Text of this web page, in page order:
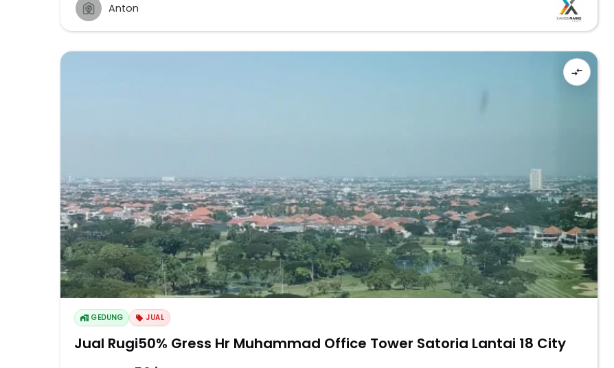
Anton
GEDUNG JUAL
Jual Rugi50% Gress Hr Muhammad Office Tower Satoria Lantai 18 City